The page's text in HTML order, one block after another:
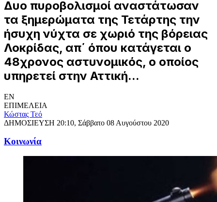
Δυο πυροβολισμοί αναστάτωσαν
τα ξημερώματα της Τετάρτης την
ήσυχη νύχτα σε χωριό της βόρειας
Λοκρίδας, απ΄ όπου κατάγεται ο
48χρονος αστυνομικός, ο οποίος
υπηρετεί στην Αττική...
EN
ΕΠΙΜΕΛΕΙΑ
Κώστας Τεό
ΔΗΜΟΣΙΕΥΣΗ 20:10, Σάββατο 08 Αυγούστου 2020
Κοινωνία